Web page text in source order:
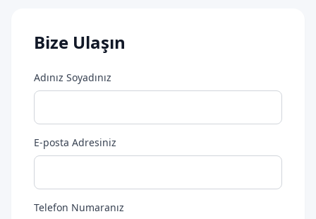
Bize Ulaşın
Adınız Soyadınız
E-posta Adresiniz
Telefon Numaranız